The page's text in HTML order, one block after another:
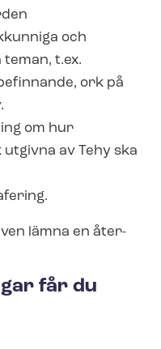
och
t.ex.
ork på
om hur
av Tehy ska
lämna en åter­
får du